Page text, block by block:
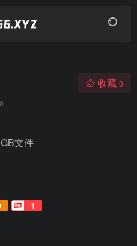
0
收藏 0
文件
1